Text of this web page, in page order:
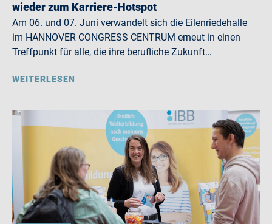
wieder zum Karriere-Hotspot
Am 06. und 07. Juni verwandelt sich die Eilenriedehalle
im HANNOVER CONGRESS CENTRUM erneut in einen
Treffpunkt für alle, die ihre berufliche Zukunft…
WEITERLESEN